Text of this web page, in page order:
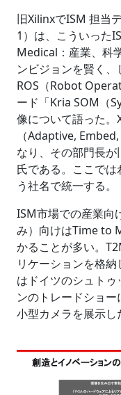
旧XilinxでISM 担当
1）は、こういった
Medical：産業、科
ンビジョンを賢く
ROS（Robot
ード「Kria SOM（
像について語った
（Adaptive,
なり、その部門長
氏である。ここで
う社名で統一する。
ISM市場での産業向
み）向けはTime to
かることが多い。
リケーションを格
はドイツのシュト
ンのトレードショ
小型カメラを展示し